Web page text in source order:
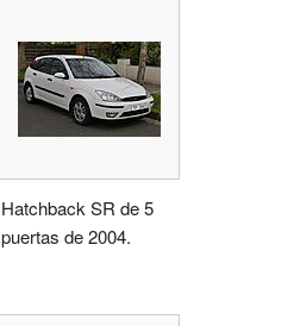
Hatchback SR de 5
puertas de 2004.